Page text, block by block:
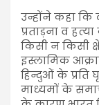
उन्होंने कहा कि
प्रताड़ना व
किसी न किसी
इस्लामिक
हिन्दुओं के प्रति
माध्यमों के